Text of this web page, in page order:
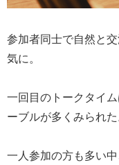
参加者同士で自然と
気に。
一回目のトークタイ
ーブルが多くみられた
一人参加の方も多い